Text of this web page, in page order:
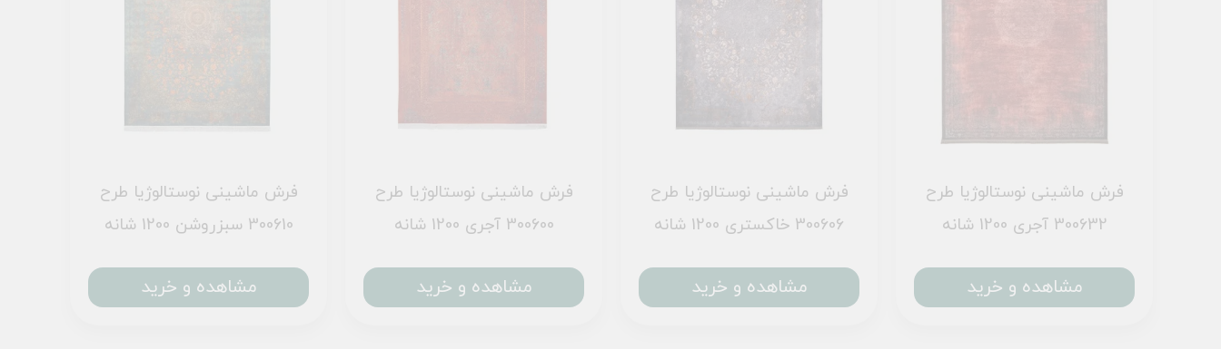
فرش ماشینی نوستالوژیا طرح
300610 سبزروشن 1200 شانه
مشاهده و خرید
فرش ماشینی نوستالوژیا طرح
300600 آجری 1200 شانه
مشاهده و خرید
فرش ماشینی نوستالوژیا طرح
300606 خاکستری 1200 شانه
مشاهده و خرید
فرش ماشینی نوستالوژیا طرح
300632 آجری 1200 شانه
مشاهده و خرید